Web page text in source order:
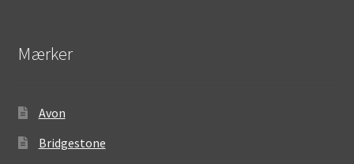
Mærker
Avon
Bridgestone